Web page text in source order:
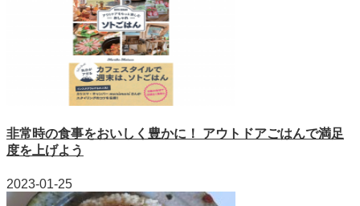
非常時の食事をおいしく豊かに！ アウトドアごはんで満足
度を上げよう
2023-01-25